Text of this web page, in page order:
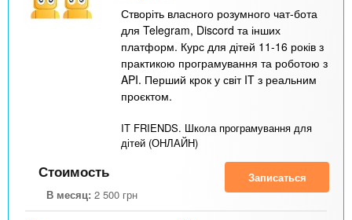
Створіть власного розумного чат-бота
для Telegram, Discord та інших
платформ. Курс для дітей 11-16 років з
практикою програмування та роботою з
API. Перший крок у світ IT з реальним
проєктом.
IT FRIENDS. Школа програмування для
дітей (ОНЛАЙН)
Стоимость
В месяц: 2 500 грн
Записаться